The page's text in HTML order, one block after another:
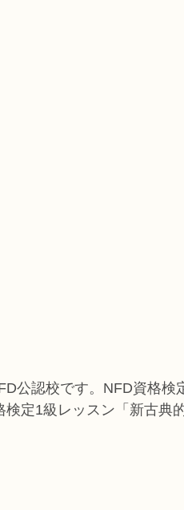
公認校です。NFD資格検
定1級レッスン「新古典